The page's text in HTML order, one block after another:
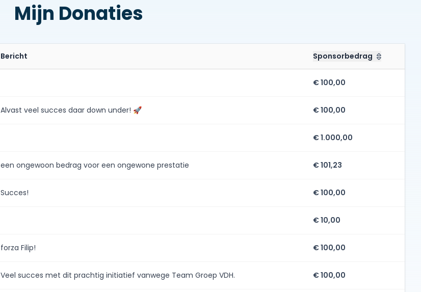
Mijn Donaties
Bericht Sponsorbedrag
€ 100,00
Alvast veel succes daar down under! 🚀 € 100,00
€ 1.000,00
een ongewoon bedrag voor een ongewone prestatie € 101,23
Succes! € 100,00
€ 10,00
forza Filip! € 100,00
Veel succes met dit prachtig initiatief vanwege Team Groep VDH. € 100,00